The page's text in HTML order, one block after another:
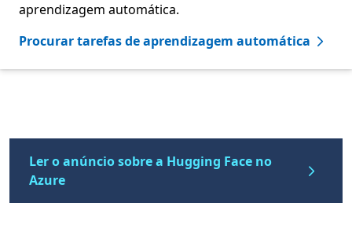
aprendizagem automática.
Procurar tarefas de aprendizagem automática
Ler o anúncio sobre a Hugging Face no
Azure